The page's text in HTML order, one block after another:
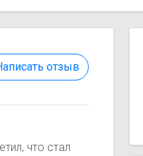
отзыв
что стал